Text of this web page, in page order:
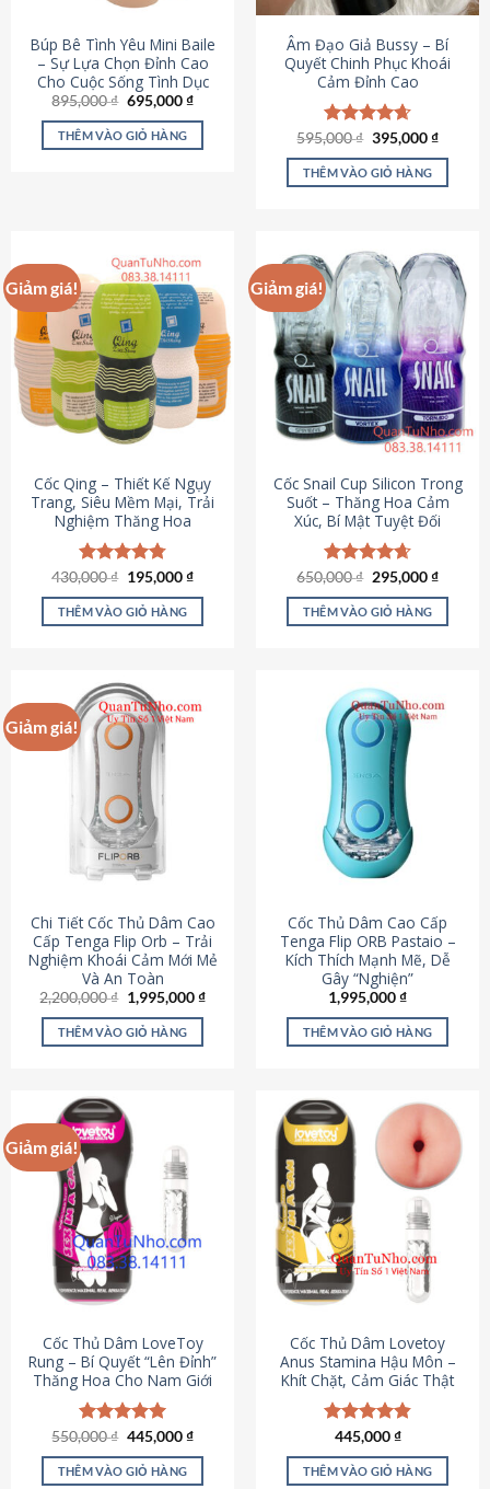
thể
chọn
trên
trang
sản
phẩm
Búp Bê Tình Yêu Mini Baile
– Sự Lựa Chọn Đỉnh Cao
Cho Cuộc Sống Tình Dục
895,000₫ Giá
là:
895,000 ₫.
695,000₫Giá
tại
THÊM VÀO GIỎ HÀNG
Âm Đạo Giả Bussy – Bí
Quyết Chinh Phục Khoái
Cảm Đỉnh Cao
Được xếp
hạng4.64
5 sao
595,000₫ Giá
là:
595,000 ₫.
395,000₫Giá
tại
THÊM VÀO GIỎ HÀNG
Giảm giá!
Cốc Qing – Thiết Kế Ngụy
Trang, Siêu Mềm Mại, Trải
Nghiệm Thăng Hoa
Được xếp
hạng4.78
5 sao
430,000₫ Giá
là:
430,000 ₫.
195,000₫Giá
tại
THÊM VÀO GIỎ HÀNG
Giảm giá!
Cốc Snail Cup Silicon Trong
Suốt – Thăng Hoa Cảm
Xúc, Bí Mật Tuyệt Đối
Được xếp
hạng4.69
5 sao
650,000₫ Giá
là:
650,000 ₫.
295,000₫Giá
tại
THÊM VÀO GIỎ HÀNG
Giảm giá!
Chi Tiết Cốc Thủ Dâm Cao
Cấp Tenga Flip Orb – Trải
Nghiệm Khoái Cảm Mới Mẻ
Và An Toàn
2,200,000₫ Giá
gốc
là:
2,200,000 ₫.
1,995,000₫Giá
THÊM VÀO GIỎ HÀNG
Cốc Thủ Dâm Cao Cấp
Tenga Flip ORB Pastaio –
Kích Thích Mạnh Mẽ, Dễ
Gây “Nghiện”
1,995,000₫
THÊM VÀO GIỎ HÀNG
Giảm giá!
Cốc Thủ Dâm LoveToy
Rung – Bí Quyết “Lên Đỉnh”
Thăng Hoa Cho Nam Giới
Được xếp
hạng5.00
5 sao
550,000₫ Giá
là:
550,000 ₫.
445,000₫Giá
tại
THÊM VÀO GIỎ HÀNG
Cốc Thủ Dâm Lovetoy
Anus Stamina Hậu Môn –
Khít Chặt, Cảm Giác Thật
Được xếp
hạng4.84
5 sao
445,000₫
THÊM VÀO GIỎ HÀNG